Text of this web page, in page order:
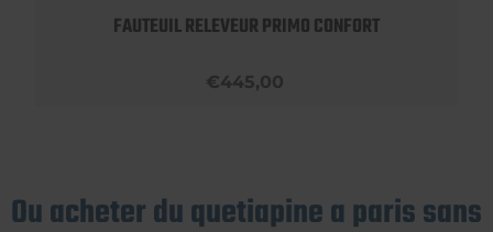
FAUTEUIL RELEVEUR PRIMO CONFORT
€445,00
Ou acheter du quetiapine a paris sans